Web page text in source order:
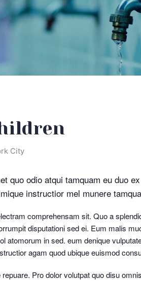
City
quo odio atqui tamquam eu duo
instructior mel munere
comprehensam sit. Quo a
disputationi sed ei. Eum malis
atomorum in sed. eum denique
agam quod ubique euismod
Pro dolor volutpat quo disu